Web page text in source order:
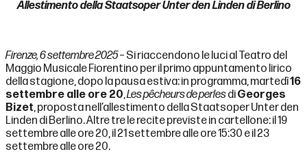
Allestimento della Staatsoper Unter den Linden di Berlino
Firenze, 6 settembre 2025– Si riaccendono le luci al Teatro del
Maggio Musicale Fiorentino per il primo appuntamento lirico
della stagione, dopo la pausa estiva: in programma, martedì16
settembre alle ore 20,Les pêcheurs de perlesdiGeorges
Bizet, proposta nell’allestimento della Staatsoper Unter den
Linden di Berlino. Altre tre le recite previste in cartellone: il 19
settembre alle ore 20, il 21 settembre alle ore 15:30 e il 23
settembre alle ore 20.